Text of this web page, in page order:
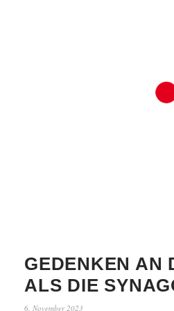
GEDENKEN AN
ALS DIE
6. November 2023